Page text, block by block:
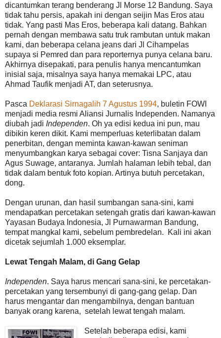
dicantumkan terang benderang Jl Morse 12 Bandung. Saya
tidak tahu persis, apakah ini dengan seijin Mas Eros atau
tidak. Yang pasti Mas Eros, beberapa kali datang. Bahkan
pernah dengan membawa satu truk rambutan untuk makan
kami, dan beberapa celana jeans dari Jl Cihampelas
supaya si Pemred dan para reporternya punya celana baru.
Akhirnya disepakati, para penulis hanya mencantumkan
inisial saja, misalnya saya hanya memakai LPC, atau
Ahmad Taufik menjadi AT, dan seterusnya.
Pasca Deklarasi Sirnagalih 7 Agustus 1994, buletin FOWI
menjadi media resmi Aliansi Jurnalis Independen. Namanya
diubah jadi Independen. Oh ya edisi kedua ini pun, mau
dibikin keren dikit. Kami memperluas keterlibatan dalam
penerbitan, dengan meminta kawan-kawan seniman
menyumbangkan karya sebagai cover: Tisna Sanjaya dan
Agus Suwage, antaranya. Jumlah halaman lebih tebal, dan
tidak dalam bentuk foto kopian. Artinya butuh percetakan,
dong.
Dengan urunan, dan hasil sumbangan sana-sini, kami
mendapatkan percetakan setengah gratis dari kawan-kawan
Yayasan Budaya Indonesia, Jl Purnawarman Bandung,
tempat mangkal kami, sebelum pembredelan. Kali ini akan
dicetak sejumlah 1.000 eksemplar.
Lewat Tengah Malam, di Gang Gelap
Independen. Saya harus mencari sana-sini, ke percetakan-
percetakan yang tersembunyi di gang-gang gelap. Dan
harus mengantar dan mengambilnya, dengan bantuan
banyak orang karena, setelah lewat tengah malam.
Setelah beberapa edisi, kami